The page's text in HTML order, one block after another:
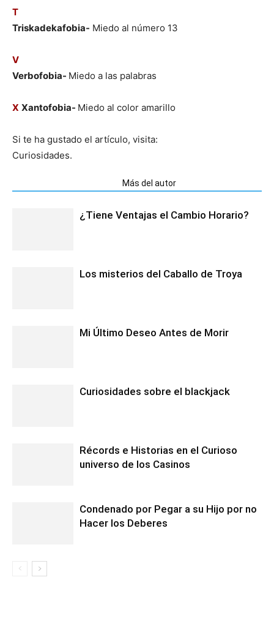
T
Triskadekafobia- Miedo al número 13
V
Verbofobia- Miedo a las palabras
X Xantofobia- Miedo al color amarillo
Si te ha gustado el artículo, visita:
Curiosidades.
Más del autor
¿Tiene Ventajas el Cambio Horario?
Los misterios del Caballo de Troya
Mi Último Deseo Antes de Morir
Curiosidades sobre el blackjack
Récords e Historias en el Curioso
universo de los Casinos
Condenado por Pegar a su Hijo por no
Hacer los Deberes